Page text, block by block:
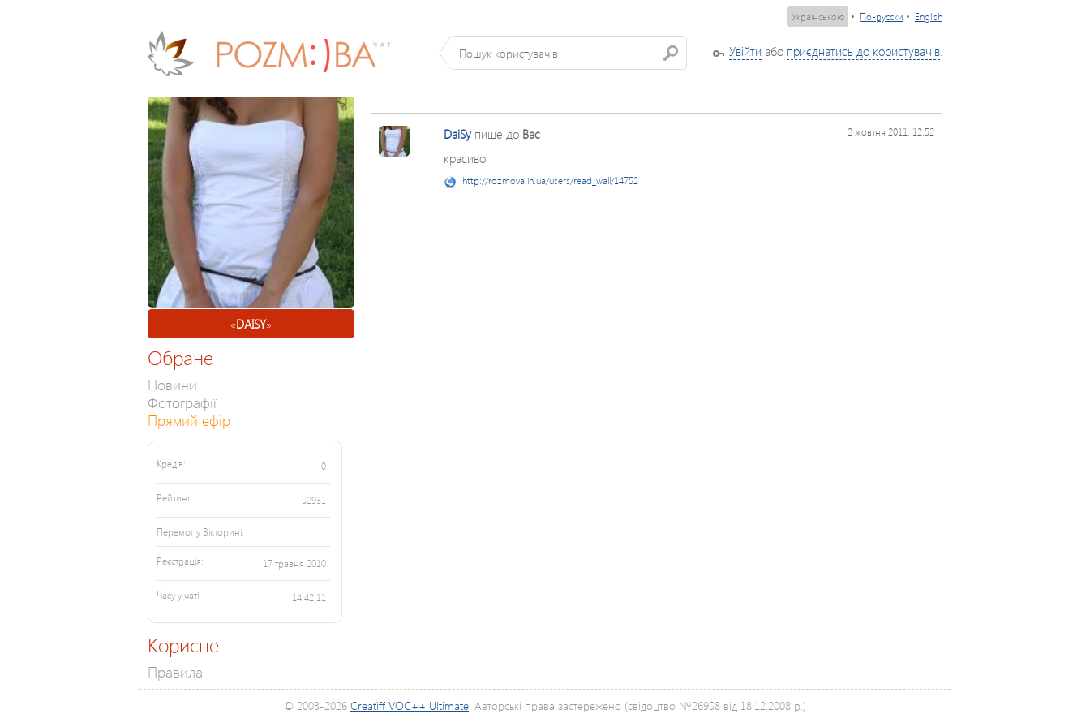
Українською • По-русски • English
Увійти або приєднатись до користувачів.
«DAISY»
Обране
Новини
Фотографії
Прямий ефір
Кредів: 0
Рейтинг: 52931
Перемог у Вікторині:
Реєстрація: 17 травня 2010
Часу у чаті: 14:42:11
Корисне
Правила
DaiSyпише до Вас 2 жовтня 2011, 12:52
красиво
http://rozmova.in.ua/users/read_wall/14752
© 2003-2026 Creatiff VOC++ Ultimate. Авторські права застережено (свідоцтво №26958 від 18.12.2008 р.)